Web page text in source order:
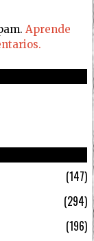
Aprende
147
294
196